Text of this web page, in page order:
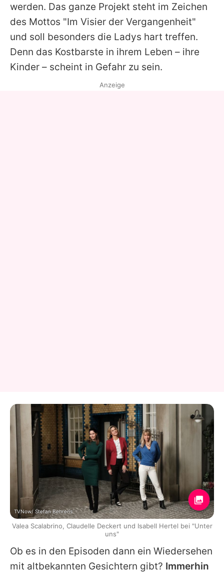
werden. Das ganze Projekt steht im Zeichen
des Mottos "Im Visier der Vergangenheit"
und soll besonders die Ladys hart treffen.
Denn das Kostbarste in ihrem Leben – ihre
Kinder – scheint in Gefahr zu sein.
Ob es in den Episoden dann ein Wiedersehen
mit altbekannten Gesichtern gibt? Immerhin
Anzeige
TVNow/ Stefan Behrens
Valea Scalabrino, Claudelle Deckert und Isabell Hertel bei "Unter
uns"